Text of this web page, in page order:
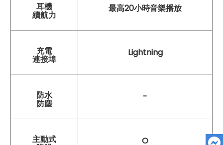
耳機
續航力
最高20小時音樂播放
充電
連接埠
Lightning
防水
防塵
-
主動式
O